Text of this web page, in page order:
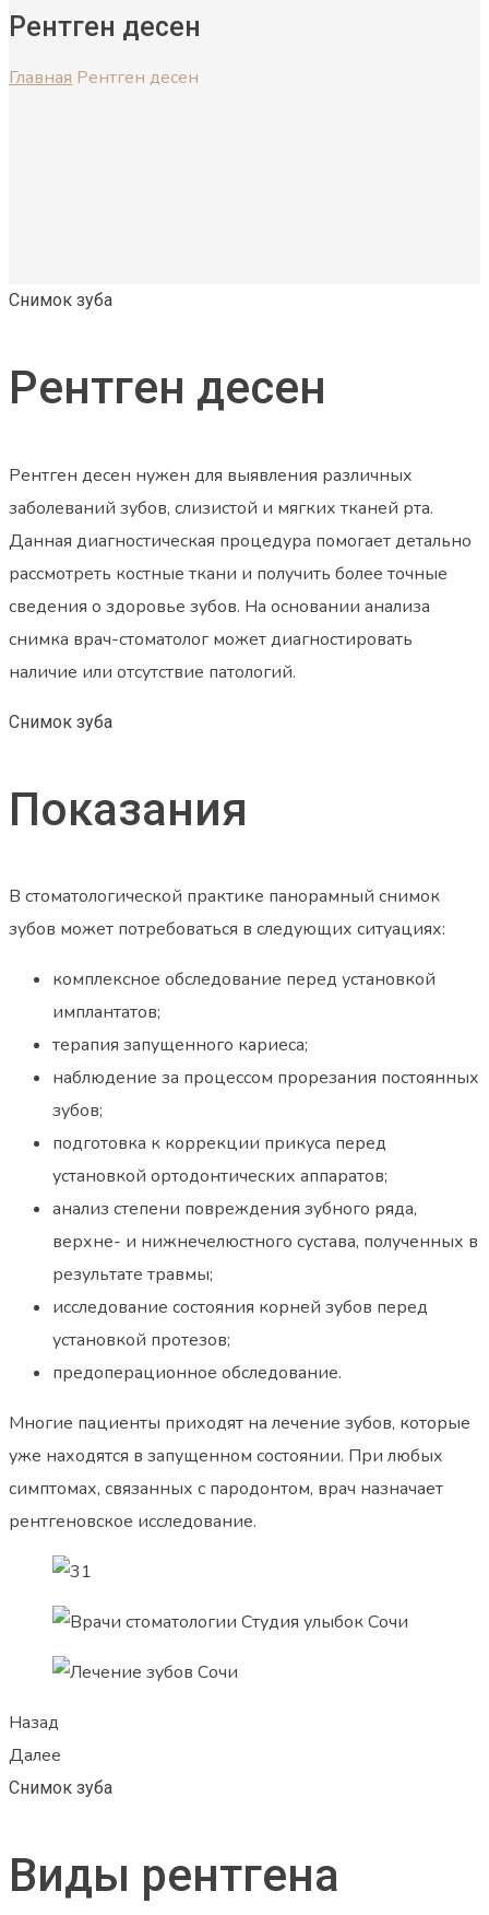
Рентген десен
Главная Рентген десен
Снимок зуба
Рентген десен
Рентген десен нужен для выявления различных
заболеваний зубов, слизистой и мягких тканей рта.
Данная диагностическая процедура помогает детально
рассмотреть костные ткани и получить более точные
сведения о здоровье зубов. На основании анализа
снимка врач-стоматолог может диагностировать
наличие или отсутствие патологий.
Снимок зуба
Показания
В стоматологической практике панорамный снимок
зубов может потребоваться в следующих ситуациях:
комплексное обследование перед установкой
имплантатов;
терапия запущенного кариеса;
наблюдение за процессом прорезания постоянных
зубов;
подготовка к коррекции прикуса перед
установкой ортодонтических аппаратов;
анализ степени повреждения зубного ряда,
верхне- и нижнечелюстного сустава, полученных в
результате травмы;
исследование состояния корней зубов перед
установкой протезов;
предоперационное обследование.
Многие пациенты приходят на лечение зубов, которые
уже находятся в запущенном состоянии. При любых
симптомах, связанных с пародонтом, врач назначает
рентгеновское исследование.
Назад
Далее
Снимок зуба
Виды рентгена